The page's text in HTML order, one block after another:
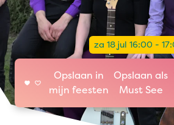
za 18 jul 16:00 -
Opslaan in
mijn feesten
Opslaan als
Must See